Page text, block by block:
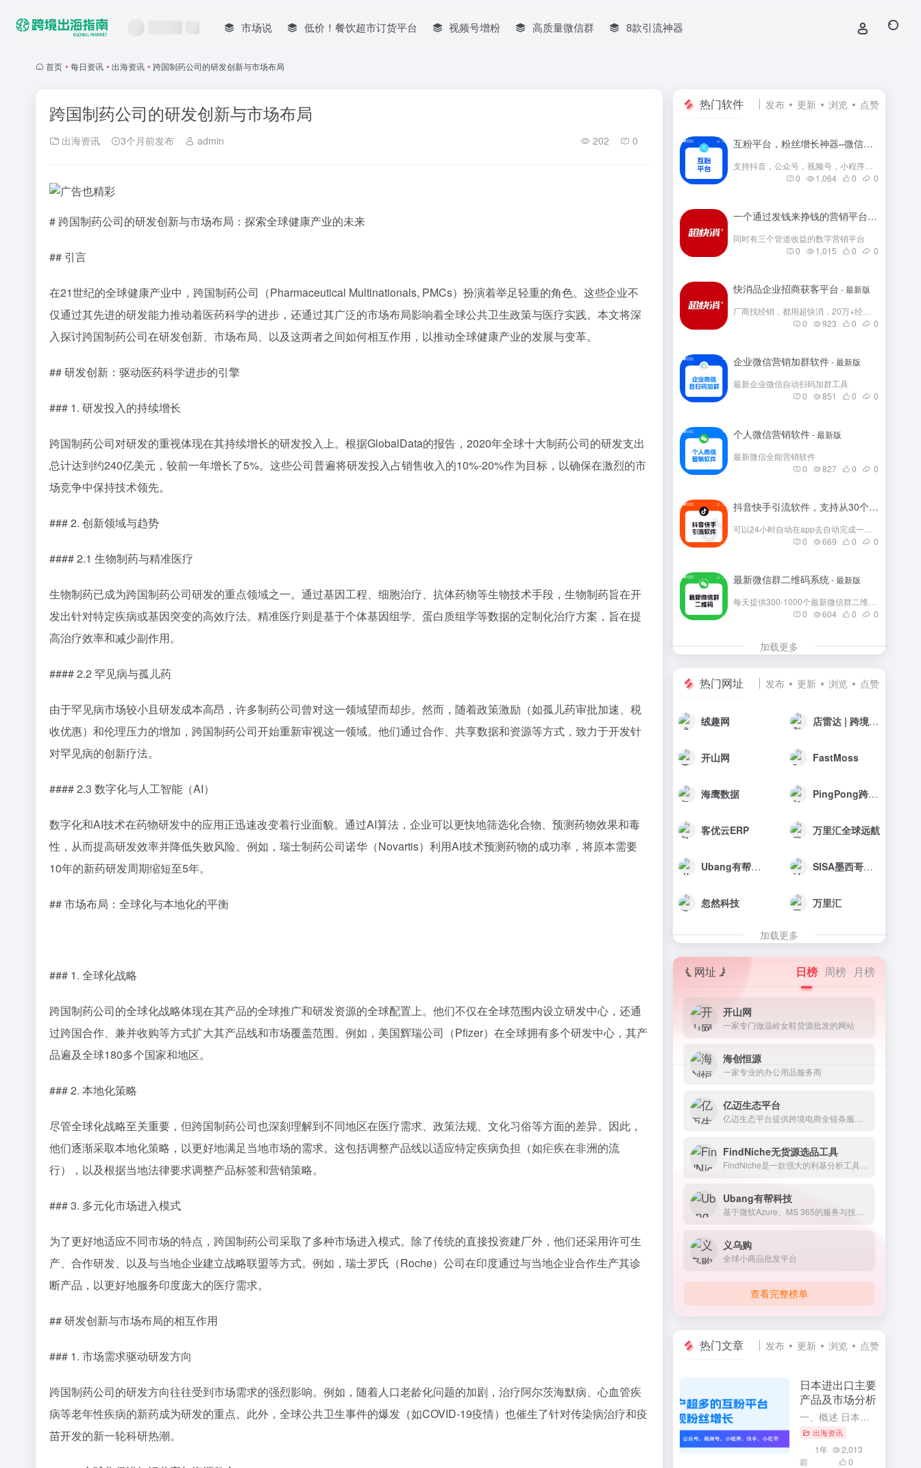
市场说 低价！餐饮超市订货平台 视频号增粉 高质量微信群 8款引流神器
首页 • 每日资讯 • 出海资讯 • 跨国制药公司的研发创新与市场布局
跨国制药公司的研发创新与市场布局
出海资讯 3个月前发布 admin 202 0
# 跨国制药公司的研发创新与市场布局：探索全球健康产业的未来
## 引言
在21世纪的全球健康产业中，跨国制药公司（Pharmaceutical Multinationals, PMCs）扮演着举足轻重的角色。这些企业不
仅通过其先进的研发能力推动着医药科学的进步，还通过其广泛的市场布局影响着全球公共卫生政策与医疗实践。本文将深
入探讨跨国制药公司在研发创新、市场布局、以及这两者之间如何相互作用，以推动全球健康产业的发展与变革。
## 研发创新：驱动医药科学进步的引擎
### 1. 研发投入的持续增长
跨国制药公司对研发的重视体现在其持续增长的研发投入上。根据GlobalData的报告，2020年全球十大制药公司的研发支出
总计达到约240亿美元，较前一年增长了5%。这些公司普遍将研发投入占销售收入的10%-20%作为目标，以确保在激烈的市
场竞争中保持技术领先。
### 2. 创新领域与趋势
#### 2.1 生物制药与精准医疗
生物制药已成为跨国制药公司研发的重点领域之一。通过基因工程、细胞治疗、抗体药物等生物技术手段，生物制药旨在开
发出针对特定疾病或基因突变的高效疗法。精准医疗则是基于个体基因组学、蛋白质组学等数据的定制化治疗方案，旨在提
高治疗效率和减少副作用。
#### 2.2 罕见病与孤儿药
由于罕见病市场较小且研发成本高昂，许多制药公司曾对这一领域望而却步。然而，随着政策激励（如孤儿药审批加速、税
收优惠）和伦理压力的增加，跨国制药公司开始重新审视这一领域。他们通过合作、共享数据和资源等方式，致力于开发针
对罕见病的创新疗法。
#### 2.3 数字化与人工智能（AI）
数字化和AI技术在药物研发中的应用正迅速改变着行业面貌。通过AI算法，企业可以更快地筛选化合物、预测药物效果和毒
性，从而提高研发效率并降低失败风险。例如，瑞士制药公司诺华（Novartis）利用AI技术预测药物的成功率，将原本需要
10年的新药研发周期缩短至5年。
## 市场布局：全球化与本地化的平衡
### 1. 全球化战略
跨国制药公司的全球化战略体现在其产品的全球推广和研发资源的全球配置上。他们不仅在全球范围内设立研发中心，还通
品遍及全球180多个国家和地区。
### 2. 本地化策略
尽管全球化战略至关重要，但跨国制药公司也深刻理解到不同地区在医疗需求、政策法规、文化习俗等方面的差异。因此，
热门软件 发布 更新 浏览 点赞
互粉平台，粉丝增长神器–微信群互粉|互粉大师|互粉软件|互粉平台|互关互粉|微信公众号互粉|互粉盒子|互粉大厅
0
1,064 0 0
一个通过发钱来挣钱的营销平台
- 最新版
同时有三个管道收益的数字营销平台
0
1,015 0 0
快消品企业招商获客平台 - 最新版
0
923 0 0
企业微信营销加群软件- 最新版
最新企业微信自动扫码加群工具
0
851 0 0
个人微信营销软件- 最新版
最新微信全能营销软件
0
827 0 0
抖音快手引流软件，支持从30个平台引流
0
669 0 0
最新微信群二维码系统- 最新版
0
604 0 0
加载更多
热门网址 发布 更新 浏览 点赞
绒趣网 店雷达 | 跨境选品工具
开山网 FastMoss
海鹰数据 PingPong跨境收款
客优云ERP 万里汇全球远航
Ubang有帮科技 SISA墨西哥海外仓
忽然科技 万里汇
加载更多
网址 日榜 周榜 月榜
开山网
一家专门做温岭女鞋货源批发的网站
海创恒源
一家专业的办公用品服务商
亿迈生态平台
FindNiche无货源选品工具
Ubang有帮科技
义乌购
全球小商品批发平台
查看完整榜单
热门文章 发布 更新 浏览 点赞
日本进出口主要
产品及市场分析
一、概述 日本作为世界上经济实力雄厚的国家之一，其对外贸易活动十分活跃。通过深入了解日本进出口的主要产品及市场分析，可以更全面地掌握日本的经济发展趋势和国际贸易格局。本文将针对日本进出口的主要产品进行...
出海资讯
1年
前
2,013
0